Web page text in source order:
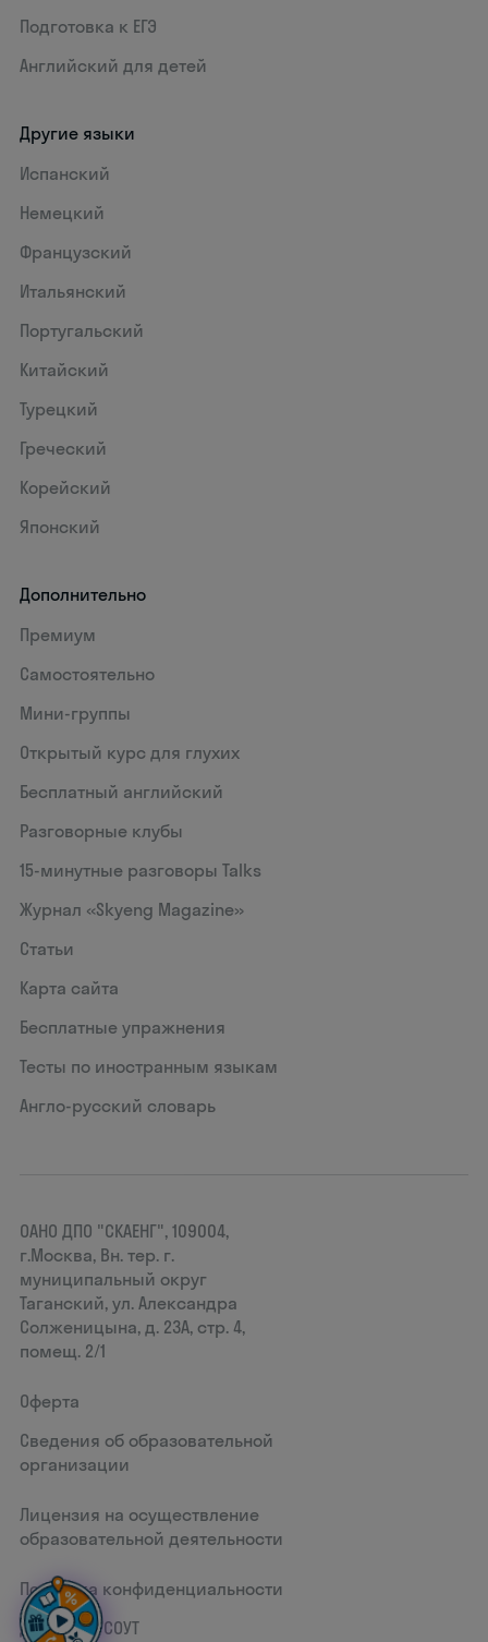
Подготовка к ЕГЭ
Английский для детей
Другие языки
Испанский
Немецкий
Французский
Итальянский
Португальский
Китайский
Турецкий
Греческий
Корейский
Японский
Дополнительно
Премиум
Самостоятельно
Мини-группы
Открытый курс для глухих
Бесплатный английский
Разговорные клубы
15‑минутные разговоры Talks
Журнал «Skyeng Magazine»
Статьи
Карта сайта
Бесплатные упражнения
Тесты по иностранным языкам
Англо-русский словарь
ОАНО ДПО "СКАЕНГ", 109004,
г.Москва, Вн. тер. г.
муниципальный округ
Таганский, ул. Александра
Солженицына, д. 23А, стр. 4,
помещ. 2/1
Оферта
Сведения об образовательной
организации
Лицензия на осуществление
образовательной деятельности
Политика конфиденциальности
Документ СОУТ